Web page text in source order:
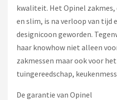
kwaliteit. Het Opinel
en slim, is na verloop van tijd
designicoon geworden.
haar knowhow niet alleen
zakmessen maar ook voor
tuingereedschap,
De garantie van Opinel